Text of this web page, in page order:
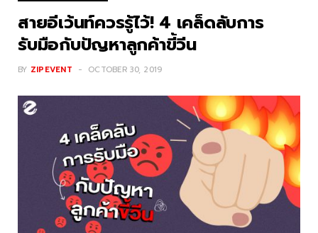
สายอีเว้นท์ควรรู้ไว้! 4 เคล็ดลับการ
รับมือกับปัญหาลูกค้าขี้วีน
BY ZIPEVENT OCTOBER 30, 2019